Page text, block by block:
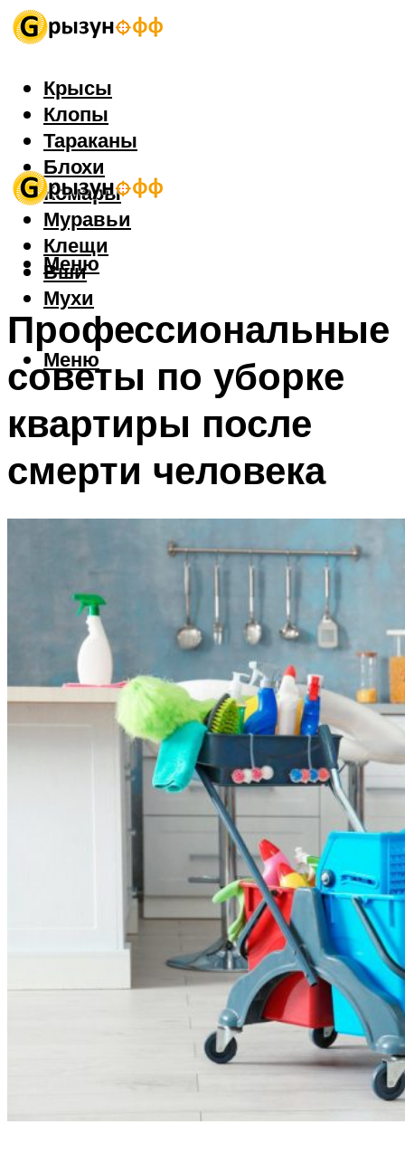
Крысы
Клопы
Тараканы
Блохи
Комары
Муравьи
Клещи
Вши
Мухи
Меню
Меню
Профессиональные
советы по уборке
квартиры после
смерти человека